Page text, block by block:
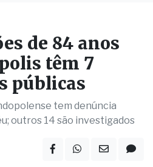
de 84 anos
têm 7
públicas
tem denúncia
outros 14 são investigados